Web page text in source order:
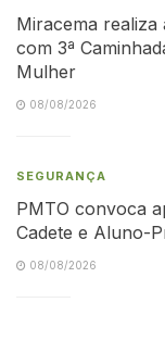
Miracema realiza
com 3ª
Mulher
08/08/2026
SEGURANÇA
PMTO convoca
Cadete e Aluno-
08/08/2026